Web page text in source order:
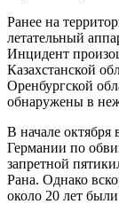
Ранее на
летательный
Инцидент
Казахстанской
Оренбургской
обнаружены в
В начале октября
Германии по
запретной
Рана. Однако
около 20 лет